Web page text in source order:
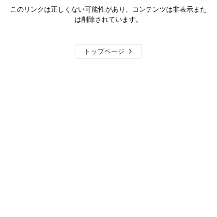
このリンクは正しくない可能性があり、コンテンツは非表示また
は削除されています。
トップページ